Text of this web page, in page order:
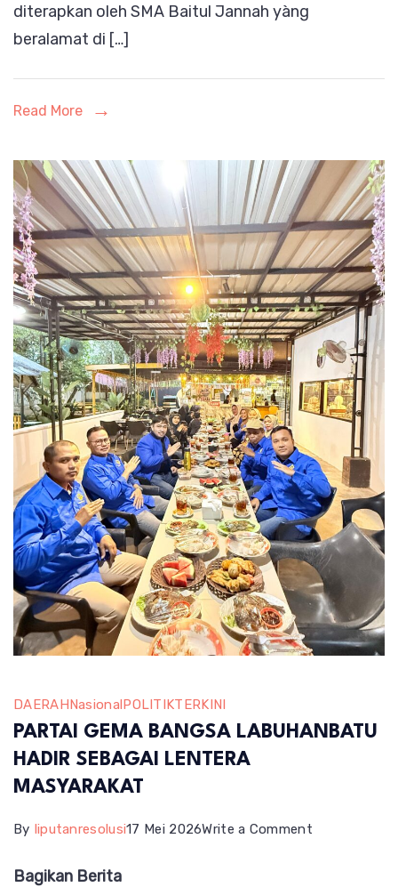
Keras
Menahan
Ijazah
Siswa
diterapkan oleh SMA Baitul Jannah yàng
beralamat di […]
Read More
DAERAHNasionalPOLITIKTERKINI
PARTAI GEMA BANGSA LABUHANBATU
HADIR SEBAGAI LENTERA
MASYARAKAT
By liputanresolusi17 Mei 2026Write a Commenton
Bagikan Berita